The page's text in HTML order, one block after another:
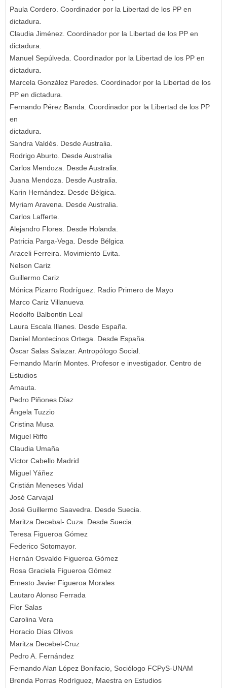
Paula Cordero. Coordinador por la Libertad de los PP en
dictadura.
Claudia Jiménez. Coordinador por la Libertad de los PP en
dictadura.
Manuel Sepúlveda. Coordinador por la Libertad de los PP en
dictadura.
Marcela González Paredes. Coordinador por la Libertad de los
PP en dictadura.
Fernando Pérez Banda. Coordinador por la Libertad de los PP
en
dictadura.
Sandra Valdés. Desde Australia.
Rodrigo Aburto. Desde Australia
Carlos Mendoza. Desde Australia.
Juana Mendoza. Desde Australia.
Karin Hernández. Desde Bélgica.
Myriam Aravena. Desde Australia.
Carlos Lafferte.
Alejandro Flores. Desde Holanda.
Patricia Parga-Vega. Desde Bélgica
Araceli Ferreira. Movimiento Evita.
Nelson Cariz
Guillermo Cariz
Mónica Pizarro Rodríguez. Radio Primero de Mayo
Marco Cariz Villanueva
Rodolfo Balbontín Leal
Laura Escala Illanes. Desde España.
Daniel Montecinos Ortega. Desde España.
Óscar Salas Salazar. Antropólogo Social.
Fernando Marín Montes. Profesor e investigador. Centro de
Estudios
Amauta.
Pedro Piñones Díaz
Ángela Tuzzio
Cristina Musa
Miguel Riffo
Claudia Umaña
Víctor Cabello Madrid
Miguel Yáñez
Cristián Meneses Vidal
José Carvajal
José Guillermo Saavedra. Desde Suecia.
Maritza Decebal- Cuza. Desde Suecia.
Teresa Figueroa Gómez
Federico Sotomayor.
Hernán Osvaldo Figueroa Gómez
Rosa Graciela Figueroa Gómez
Ernesto Javier Figueroa Morales
Lautaro Alonso Ferrada
Flor Salas
Carolina Vera
Horacio Días Olivos
Maritza Decebel-Cruz
Pedro A. Fernández
Fernando Alan López Bonifacio, Sociólogo FCPyS-UNAM
Brenda Porras Rodríguez, Maestra en Estudios